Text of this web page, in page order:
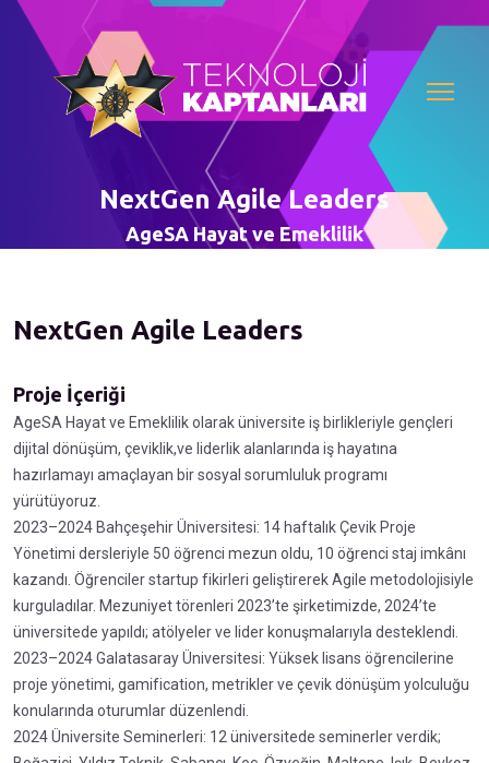
NextGen Agile Leaders
AgeSA Hayat ve Emeklilik
NextGen Agile Leaders
Proje İçeriği
AgeSA Hayat ve Emeklilik olarak üniversite iş birlikleriyle gençleri
dijital dönüşüm, çeviklik,ve liderlik alanlarında iş hayatına
hazırlamayı amaçlayan bir sosyal sorumluluk programı
yürütüyoruz.
2023–2024 Bahçeşehir Üniversitesi: 14 haftalık Çevik Proje
Yönetimi dersleriyle 50 öğrenci mezun oldu, 10 öğrenci staj imkânı
kazandı. Öğrenciler startup fikirleri geliştirerek Agile metodolojisiyle
kurguladılar. Mezuniyet törenleri 2023’te şirketimizde, 2024’te
üniversitede yapıldı; atölyeler ve lider konuşmalarıyla desteklendi.
2023–2024 Galatasaray Üniversitesi: Yüksek lisans öğrencilerine
proje yönetimi, gamification, metrikler ve çevik dönüşüm yolculuğu
konularında oturumlar düzenlendi.
2024 Üniversite Seminerleri: 12 üniversitede seminerler verdik;